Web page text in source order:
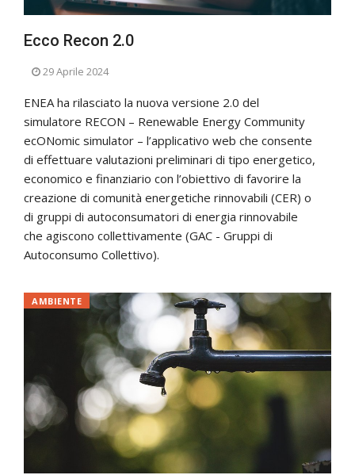
Ecco Recon 2.0
29 Aprile 2024
ENEA ha rilasciato la nuova versione 2.0 del
simulatore RECON – Renewable Energy Community
ecONomic simulator – l’applicativo web che consente
di effettuare valutazioni preliminari di tipo energetico,
economico e finanziario con l’obiettivo di favorire la
creazione di comunità energetiche rinnovabili (CER) o
di gruppi di autoconsumatori di energia rinnovabile
che agiscono collettivamente (GAC - Gruppi di
Autoconsumo Collettivo).
AMBIENTE